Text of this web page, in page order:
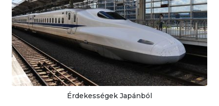
Érdekességek Japánból